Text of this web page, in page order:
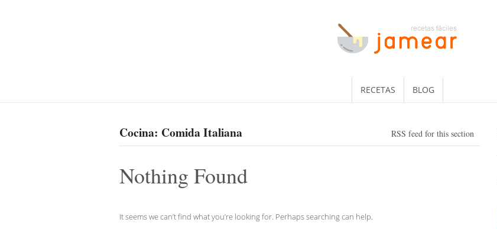
RECETAS BLOG
Cocina: Comida Italiana RSS feed for this section
Nothing Found
It seems we can’t find what you’re looking for. Perhaps searching can help.